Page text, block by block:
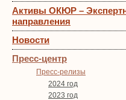
Активы ОКЮР –
направления
Новости
Пресс-центр
Пресс-релизы
2024 год
2023 год